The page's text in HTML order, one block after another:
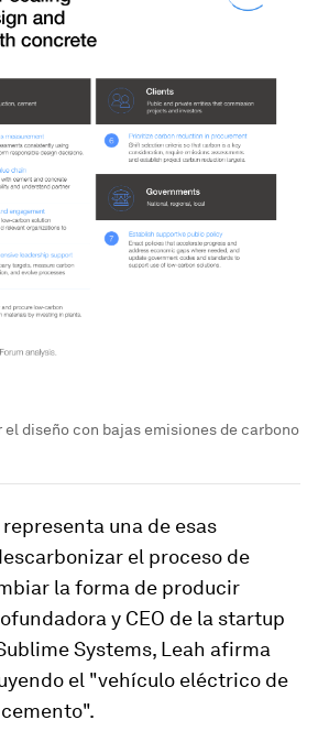
el diseño con bajas emisiones de carbono
una de esas
el proceso de
la forma de producir
y CEO de la startup
Systems, Leah afirma
el "vehículo eléctrico de